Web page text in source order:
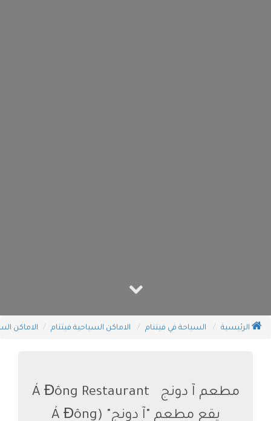
الرئيسية السياحة في فيتنام الاماكن السياحية فيتنام الاماكن
مطعم آ دونج Á Đông Restaurant
يقع مطعم "آ دونج" (Á Đông